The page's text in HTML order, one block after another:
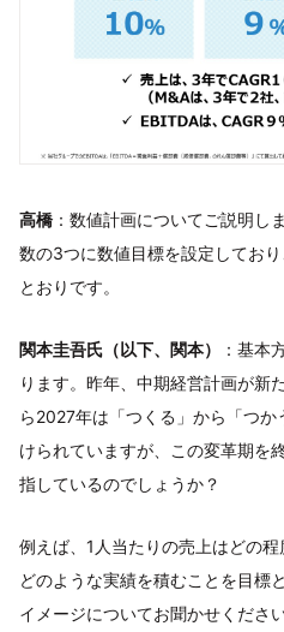
高橋 ：数値計画についてご説明し
数の3つに数値目標を設定してお
とおりです。
関本圭吾氏（以下、関本）
：基本
ります。昨年、中期経営計画が新
ら2027年は「つくる」から「つ
けられていますが、この変革期を
指しているのでしょうか？
例えば、1人当たりの売上はどの程
どのような実績を積むことを目標
イメージについてお聞かせください